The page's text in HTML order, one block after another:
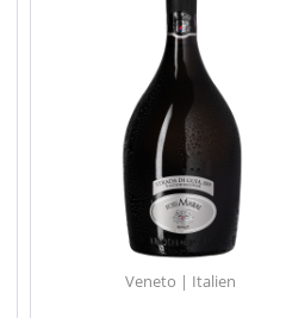
Veneto | Italien